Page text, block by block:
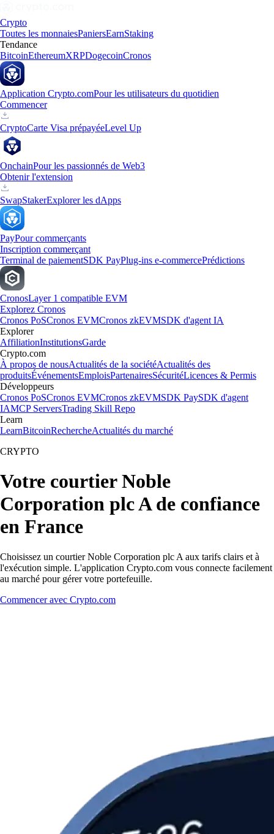
Crypto
Toutes les monnaiesPaniersEarnStaking
Tendance
BitcoinEthereumXRPDogecoinCronos
Application Crypto.comPour les utilisateurs du quotidien
Commencer
CryptoCarte Visa prépayéeLevel Up
OnchainPour les passionnés de Web3
Obtenir l'extension
SwapStakerExplorer les dApps
PayPour commerçants
Inscription commerçant
Terminal de paiementSDK PayPlug-ins e-commercePrédictions
CronosLayer 1 compatible EVM
Explorez Cronos
Cronos PoSCronos EVMCronos zkEVMSDK d'agent IA
Explorer
AffiliationInstitutionsGarde
Crypto.com
À propos de nousActualités de la sociétéActualités des
produitsÉvénementsEmploisPartenairesSécuritéLicences & Permis
Développeurs
Cronos PoSCronos EVMCronos zkEVMSDK PaySDK d'agent
IAMCP ServersTrading Skill Repo
Learn
LearnBitcoinRechercheActualités du marché
CRYPTO
Votre courtier Noble
Corporation plc A de confiance
en France
Choisissez un courtier Noble Corporation plc A aux tarifs clairs et à
l'exécution simple. L'application Crypto.com vous connecte facilement
au marché pour gérer votre portefeuille.
Commencer avec Crypto.com